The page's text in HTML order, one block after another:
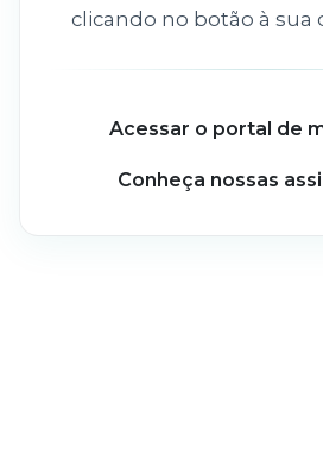
clicando no botão à sua
Acessar o portal de
Conheça nossas